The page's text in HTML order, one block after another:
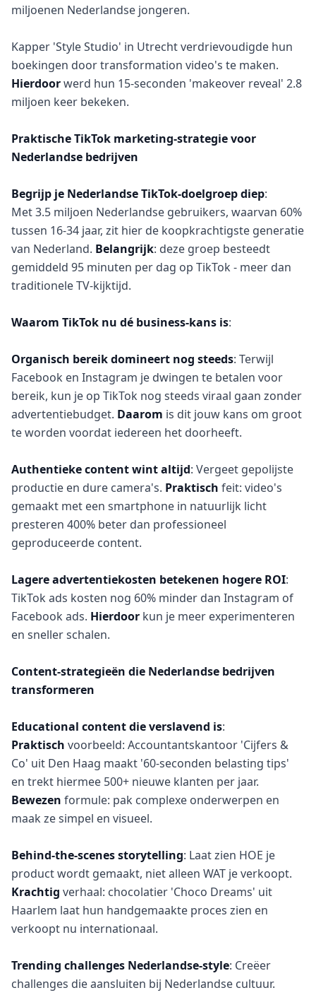
miljoenen Nederlandse jongeren.
Kapper 'Style Studio' in Utrecht verdrievoudigde hun
boekingen door transformation video's te maken.
Hierdoorwerd hun 15-seconden 'makeover reveal' 2.8
miljoen keer bekeken.
Praktische TikTok marketing-strategie voor
Nederlandse bedrijven
Begrijp je Nederlandse TikTok-doelgroep diep:
Met 3.5 miljoen Nederlandse gebruikers, waarvan 60%
tussen 16-34 jaar, zit hier de koopkrachtigste generatie
van Nederland. Belangrijk: deze groep besteedt
gemiddeld 95 minuten per dag op TikTok - meer dan
traditionele TV-kijktijd.
Waarom TikTok nu dé business-kans is:
Organisch bereik domineert nog steeds: Terwijl
Facebook en Instagram je dwingen te betalen voor
bereik, kun je op TikTok nog steeds viraal gaan zonder
advertentiebudget. Daarom is dit jouw kans om groot
te worden voordat iedereen het doorheeft.
Authentieke content wint altijd: Vergeet gepolijste
productie en dure camera's. Praktisch feit: video's
gemaakt met een smartphone in natuurlijk licht
presteren 400% beter dan professioneel
geproduceerde content.
Lagere advertentiekosten betekenen hogere ROI:
TikTok ads kosten nog 60% minder dan Instagram of
Facebook ads. Hierdoor kun je meer experimenteren
en sneller schalen.
Content-strategieën die Nederlandse bedrijven
transformeren
Educational content die verslavend is
Praktisch voorbeeld: Accountantskantoor 'Cijfers &
Co' uit Den Haag maakt '60-seconden belasting tips'
en trekt hiermee 500+ nieuwe klanten per jaar.
Bewezen formule: pak complexe onderwerpen en
maak ze simpel en visueel.
Behind-the-scenes storytelling: Laat zien HOE je
product wordt gemaakt, niet alleen WAT je verkoopt.
Krachtig verhaal: chocolatier 'Choco Dreams' uit
Haarlem laat hun handgemaakte proces zien en
verkoopt nu internationaal.
Trending challenges Nederlandse-style: Creëer
challenges die aansluiten bij Nederlandse cultuur.